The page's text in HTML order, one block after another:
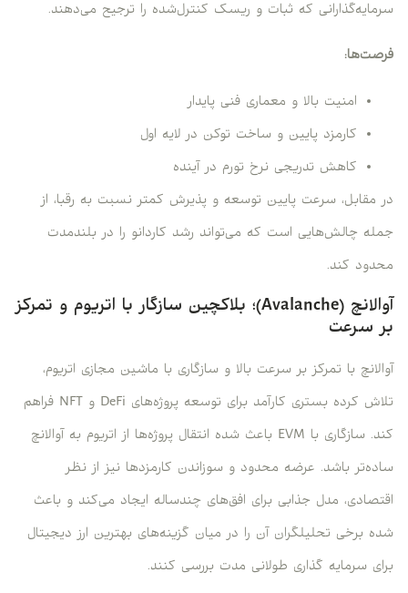
سرمایه‌گذارانی که ثبات و ریسک کنترل‌شده را ترجیح می‌دهند.
فرصت‌ها:
امنیت بالا و معماری فنی پایدار
کارمزد پایین و ساخت توکن در لایه اول
کاهش تدریجی نرخ تورم در آینده
در مقابل، سرعت پایین توسعه و پذیرش کمتر نسبت به رقبا، از
جمله چالش‌هایی است که می‌تواند رشد کاردانو را در بلندمدت
محدود کند.
آوالانچ (Avalanche)؛ بلاکچین سازگار با اتریوم و تمرکز
بر سرعت
آوالانچ با تمرکز بر سرعت بالا و سازگاری با ماشین مجازی اتریوم،
تلاش کرده بستری کارآمد برای توسعه پروژه‌های DeFi و NFT فراهم
کند. سازگاری با EVM باعث شده انتقال پروژه‌ها از اتریوم به آوالانچ
ساده‌تر باشد. عرضه محدود و سوزاندن کارمزدها نیز از نظر
اقتصادی، مدل جذابی برای افق‌های چندساله ایجاد می‌کند و باعث
شده برخی تحلیلگران آن را در میان گزینه‌های بهترین ارز دیجیتال
برای سرمایه گذاری طولانی مدت بررسی کنند.